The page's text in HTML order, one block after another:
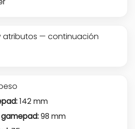
— continuación
142 mm
98 mm